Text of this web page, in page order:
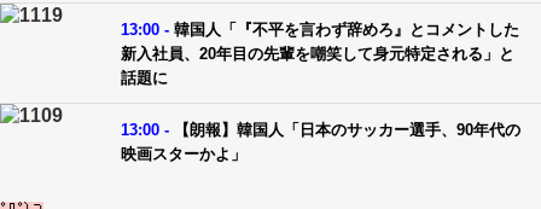
13:00 - 韓国人「『不平を言わず辞めろ』とコメントした
新入社員、20年目の先輩を嘲笑して身元特定される」と
話題に
13:00 -
【朗報】韓国人「日本のサッカー選手、90年代の
映画スターかよ」